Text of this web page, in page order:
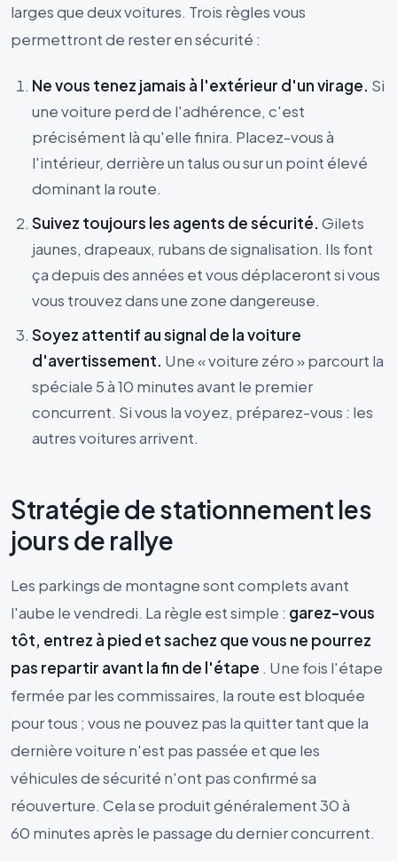
larges que deux voitures. Trois règles vous
permettront de rester en sécurité :
Ne vous tenez jamais à l'extérieur d'un virage. Si
une voiture perd de l'adhérence, c'est
précisément là qu'elle finira. Placez-vous à
l'intérieur, derrière un talus ou sur un point élevé
dominant la route.
Suivez toujours les agents de sécurité. Gilets
jaunes, drapeaux, rubans de signalisation. Ils font
ça depuis des années et vous déplaceront si vous
vous trouvez dans une zone dangereuse.
Soyez attentif au signal de la voiture
d'avertissement. Une « voiture zéro » parcourt la
spéciale 5 à 10 minutes avant le premier
concurrent. Si vous la voyez, préparez-vous : les
autres voitures arrivent.
Stratégie de stationnement les
jours de rallye
Les parkings de montagne sont complets avant
l'aube le vendredi. La règle est simple : garez-vous
tôt, entrez à pied et sachez que vous ne pourrez
pas repartir avant la fin de l'étape . Une fois l'étape
fermée par les commissaires, la route est bloquée
pour tous ; vous ne pouvez pas la quitter tant que la
dernière voiture n'est pas passée et que les
véhicules de sécurité n'ont pas confirmé sa
réouverture. Cela se produit généralement 30 à
60 minutes après le passage du dernier concurrent.